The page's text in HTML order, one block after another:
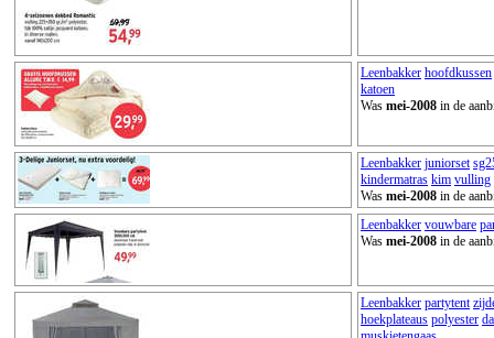
Leenbakker hoofdkussen
katoen
Was mei-2008 in de
Leenbakker juniorset
kindermatras kim vulling
Was mei-2008 in de
Leenbakker vouwbare
Was mei-2008 in de
Leenbakker partytent
hoekplateaus polyester